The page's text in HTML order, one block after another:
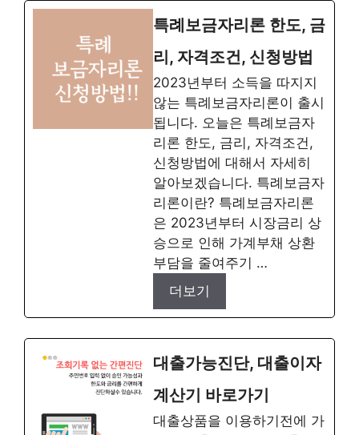
특례보금자리론 한도, 금
리, 자격조건, 신청방법
2023년부터 소득을 따지지
않는 특례보금자리론이 출시
됩니다. 오늘은 특례보금자
리론 한도, 금리, 자격조건,
신청방법에 대해서 자세히
알아보겠습니다. 특례보금자
리론이란? 특례보금자리론
은 2023년부터 시장금리 상
승으로 인해 가계부채 상환
부담을 줄여주기 …
더보기
대출가능진단, 대출이자
계산기 바로가기
대출상품을 이용하기전에 가